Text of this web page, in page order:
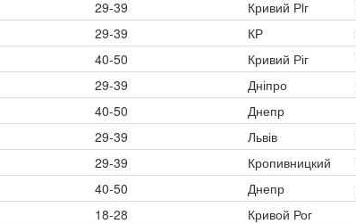
29-39 Кривий Рiг
29-39 КР
40-50 Кривий Ріг
29-39 Дніпро
40-50
Днепр
29-39 Львів
29-39 Кропивницкий
40-50 Днепр
18-28
Кривой Рог